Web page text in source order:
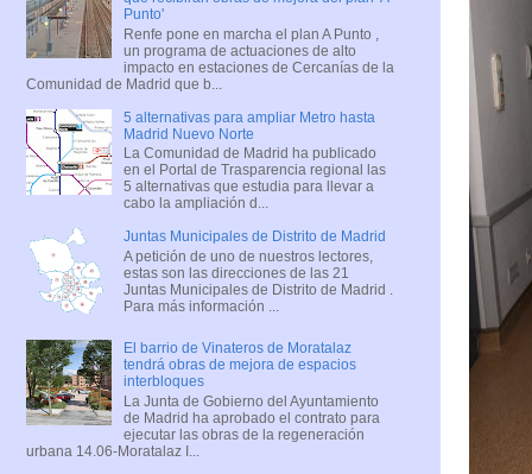
Punto'
Renfe pone en marcha el plan A Punto ,
un programa de actuaciones de alto
impacto en estaciones de Cercanías de la
Comunidad de Madrid que b...
5 alternativas para ampliar Metro hasta
Madrid Nuevo Norte
La Comunidad de Madrid ha publicado
en el Portal de Trasparencia regional las
5 alternativas que estudia para llevar a
cabo la ampliación d...
Juntas Municipales de Distrito de Madrid
A petición de uno de nuestros lectores,
estas son las direcciones de las 21
Juntas Municipales de Distrito de Madrid .
Para más información ...
El barrio de Vinateros de Moratalaz
tendrá obras de mejora de espacios
interbloques
La Junta de Gobierno del Ayuntamiento
de Madrid ha aprobado el contrato para
ejecutar las obras de la regeneración
urbana 14.06-Moratalaz I...